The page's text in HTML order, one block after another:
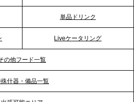
内｜ケータリングのセカンド
所を新設。神奈川エリアのサー
、質の高い「場づくり」をサ
「1DISH」の花見オー
単品ドリンク
Liveケータリング
の他フード一覧
什器・備品一覧